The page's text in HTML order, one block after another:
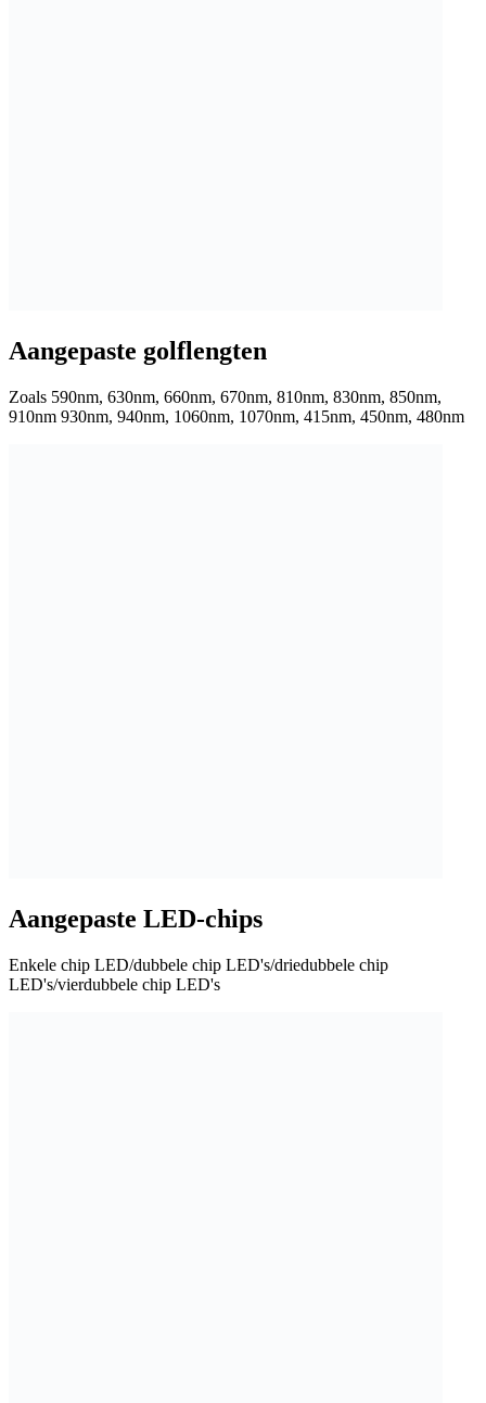
Aangepaste golflengten
Zoals 590nm, 630nm, 660nm, 670nm, 810nm, 830nm, 850nm,
910nm 930nm, 940nm, 1060nm, 1070nm, 415nm, 450nm, 480nm
Aangepaste LED-chips
Enkele chip LED/dubbele chip LED's/driedubbele chip
LED's/vierdubbele chip LED's